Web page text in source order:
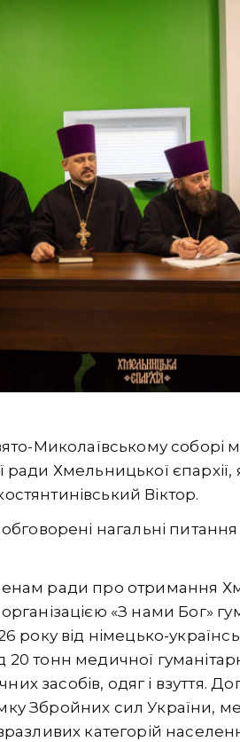
Миколаївському соборі
ради Хмельницької
Віктор.
нагальні
ради про отримання
«З нами Бог»
року від німецько-
тонн медичної
засобів, одяг і взуття.
Збройних сил України,
категорій